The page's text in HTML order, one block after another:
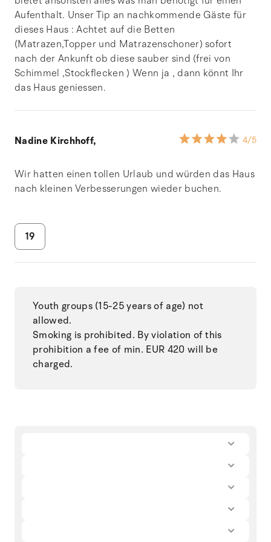
Aufenthalt. Unser Tip an nachkommende Gäste für
dieses Haus : Achtet auf die Betten
(Matrazen,Topper und Matrazenschoner) sofort
nach der Ankunft ob diese sauber sind (frei von
Schimmel ,Stockflecken ) Wenn ja , dann könnt Ihr
das Haus geniessen.
Nadine Kirchhoff, 4/5
Wir hatten einen tollen Urlaub und würden das Haus
nach kleinen Verbesserungen wieder buchen.
19
Youth groups (15-25 years of age) not
allowed.
Smoking is prohibited. By violation of this
prohibition a fee of min. EUR 420 will be
charged.